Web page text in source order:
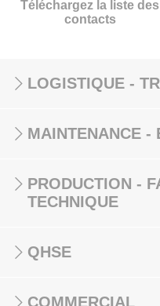
Téléchargez la liste des
contacts
LOGISTIQUE -
MAINTENANCE -
PRODUCTION -
TECHNIQUE
QHSE
COMMERCIAL